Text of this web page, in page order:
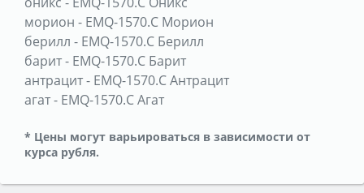
морион - EMQ-1570.C Морион
берилл - EMQ-1570.C Берилл
барит- EMQ-1570.C Барит
антрацит- EMQ-1570.C Антрацит
агат- EMQ-1570.C Агат
* Цены могут варьироваться в зависимости от
курса рубля.